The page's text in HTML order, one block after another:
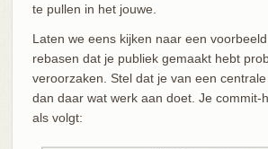
te pullen in het jouwe.
Laten we eens kijken naar een
rebasen dat je publiek gemaakt hebt
veroorzaken. Stel dat je van een
dan daar wat werk aan doet. Je commit-
als volgt: